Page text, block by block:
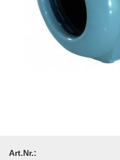
Art.Nr.: